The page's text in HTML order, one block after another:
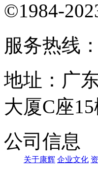
©1984-
服务热线
地址：广
大厦C座
公司信息
关于康辉 企业文化